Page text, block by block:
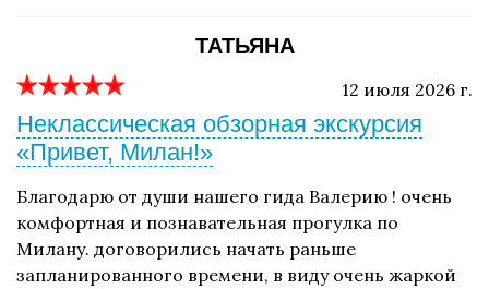
ТАТЬЯНА
12 июля 2026 г.
Неклассическая обзорная экскурсия
«Привет, Милан!»
Благодарю от души нашего гида Валерию ! очень
комфортная и познавательная прогулка по
Милану. договорились начать раньше
запланированного времени, в виду очень жаркой